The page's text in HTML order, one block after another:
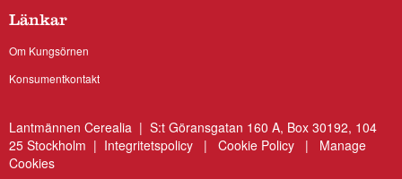
Länkar
Om Kungsörnen
Konsumentkontakt
Lantmännen Cerealia | S:t Göransgatan 160 A, Box 30192, 104
25 Stockholm | Integritetspolicy | Cookie Policy | Manage
Cookies